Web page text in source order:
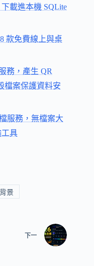
載進本機 SQLite
款免費線上與桌
務，產生 QR
檔案保護資料安
服務，無檔案大
具
景
下一